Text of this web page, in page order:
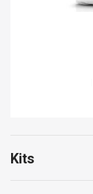
Kits